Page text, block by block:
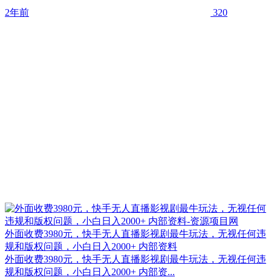
2年前 320
外面收费3980元，快手无人直播影视剧最牛玩法，无视任何违
规和版权问题，小白日入2000+ 内部资料
外面收费3980元，快手无人直播影视剧最牛玩法，无视任何违
规和版权问题，小白日入2000+ 内部资...